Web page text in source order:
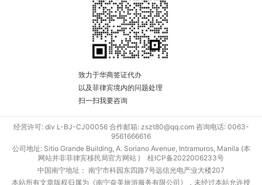
致力于华商签证代办
以及菲律宾境内的问题处理
扫一扫我要咨询
经营许可: div L-BJ-CJ00056 合作邮箱: zszt80@qq.com 咨询电话: 0063-
9561666616
公司地址: Sitio Grande Building, A. Soriano Avenue, Intramuros, Manila (本
网站并非菲律宾移民局官方网站 ) 桂ICP备2022006233号
中国南宁地址： 南宁市科园东四路7号远信光电产业大楼207
本站所有文章版权归属为《南宁奋美旅游服务有限公司》，未经过本站允许授